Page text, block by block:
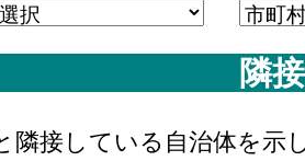
隣
隣接している自治体を示